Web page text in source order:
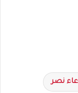
نصر